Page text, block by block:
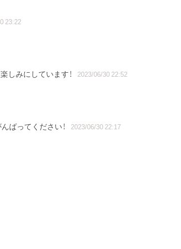
23:22
しみにしています！ 2023/06/30 22:52
ばってください！ 2023/06/30 22:17